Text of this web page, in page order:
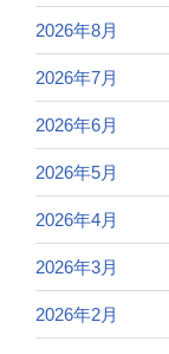
2026年8月
2026年7月
2026年6月
2026年5月
2026年4月
2026年3月
2026年2月